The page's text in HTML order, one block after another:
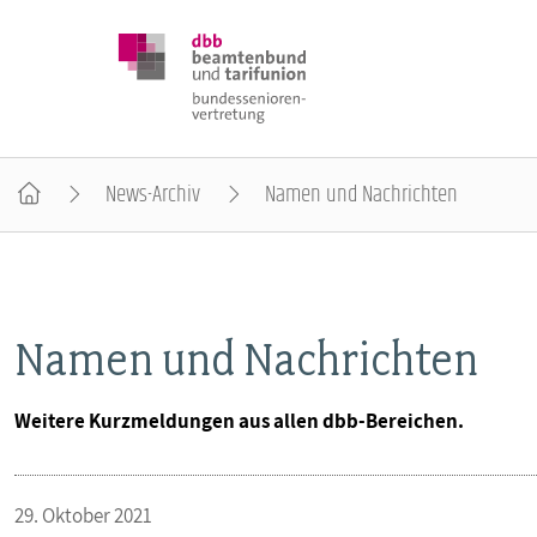
POSITIONEN
VERANSTALTUNGEN
PUBLIKATIONEN
News-Archiv Namen und Nachrichten
Namen und Nachrichten
Weitere Kurzmeldungen aus allen dbb-Bereichen.
29. Oktober 2021